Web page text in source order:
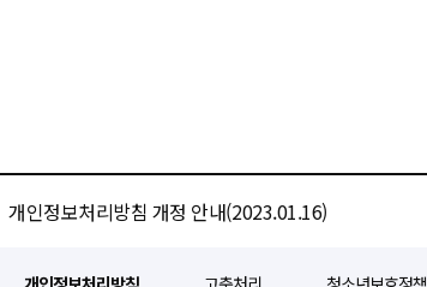
개인정보처리방침 개정 안내(2023.01.16)